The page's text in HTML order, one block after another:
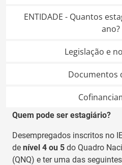
ENTIDADE - Quantos
ano?
Legislação e
Documentos
Quem pode ser estagiário?
Desempregados inscritos no
de nível 4 ou 5 do Quadro
(QNQ) e ter uma das